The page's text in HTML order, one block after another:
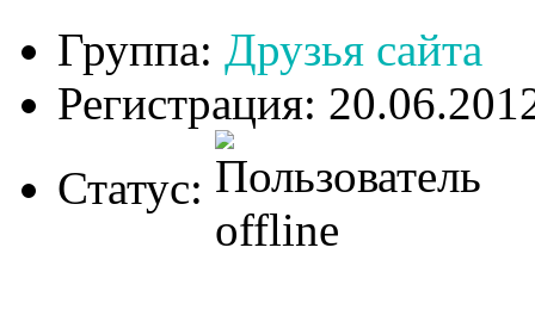
Группа: Друзья сайта
Регистрация:
Статус: